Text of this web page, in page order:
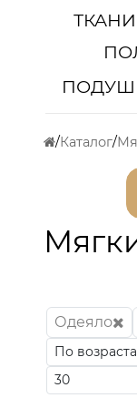
ТКАНИ
Каталог
Одеяло